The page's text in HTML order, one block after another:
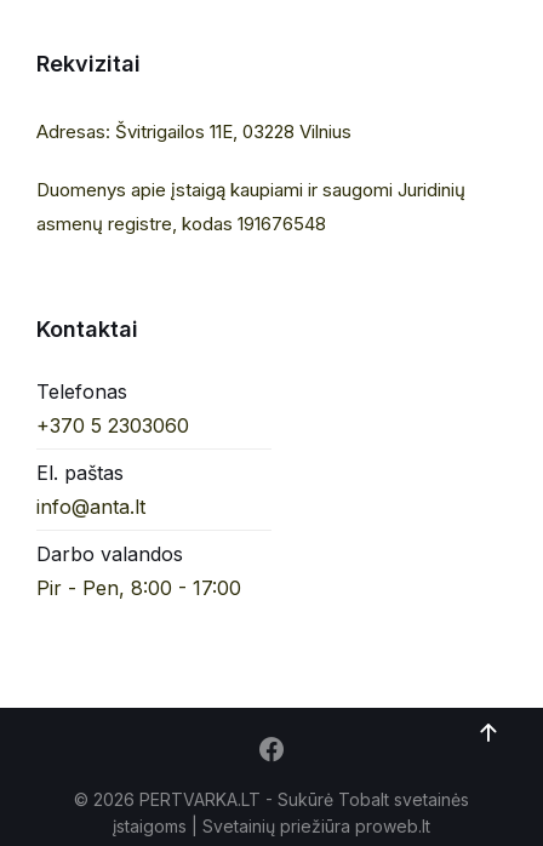
Rekvizitai
Adresas: Švitrigailos 11E, 03228 Vilnius
Duomenys apie įstaigą kaupiami ir saugomi Juridinių
asmenų registre, kodas 191676548
Kontaktai
Telefonas
+370 5 2303060
El. paštas
info@anta.lt
Darbo valandos
Pir - Pen, 8:00 - 17:00
© 2026 PERTVARKA.LT - Sukūrė Tobalt svetainės
įstaigoms | Svetainių priežiūra proweb.lt